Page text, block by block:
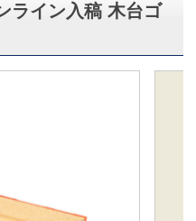
ライン入稿 木台ゴ